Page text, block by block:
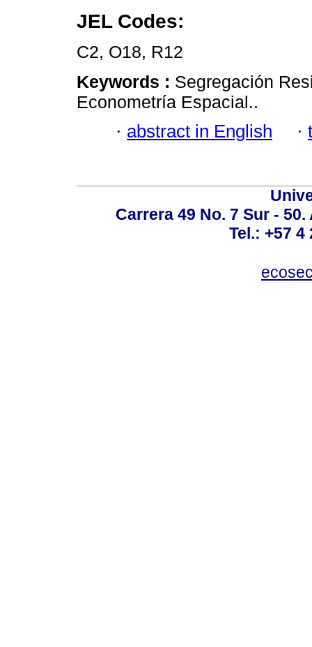
JEL Codes:
C2, O18, R12
Keywords : Segregación
Econometría Espacial..
· abstract in English ·
Carrera 49 No. 7 Sur -
Tel.: +57 4